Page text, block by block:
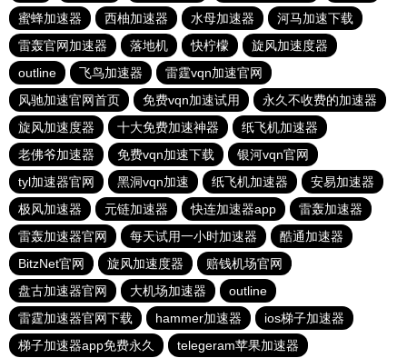
蜜蜂加速器
西柚加速器 水母加速器
河马加速下载
雷轰官网加速器
落地机 快柠檬
旋风加速度器
outline
飞鸟加速器
雷霆vqn加速官网
风驰加速官网首页
免费vqn加速试用
永久不收费的加速器
旋风加速度器
十大免费加速神器
纸飞机加速器
老佛爷加速器
免费vqn加速下载
银河vqn官网
tyl加速器官网
黑洞vqn加速 纸飞机加速器
安易加速器
极风加速器
元链加速器 快连加速器app
雷轰加速器
雷轰加速器官网
每天试用一小时加速器
酷通加速器
BitzNet官网
旋风加速度器
赔钱机场官网
盘古加速器官网
大机场加速器
outline
雷霆加速器官网下载
hammer加速器
ios梯子加速器
梯子加速器app免费永久
telegeram苹果加速器